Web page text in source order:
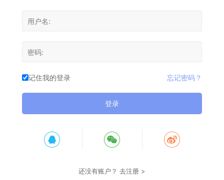
记住我的登录 忘记密码？
登录
还没有账户？ 去注册 >